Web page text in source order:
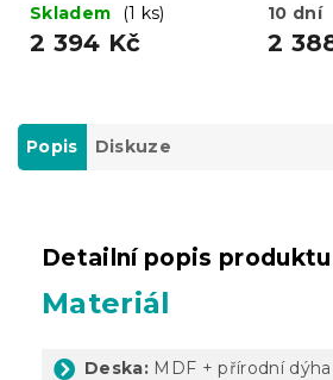
Skladem (1 ks)
2 394 Kč
10 dní
2
Popis Diskuze
Detailní popis produktu
Materiál
Deska: MDF + přírodní dýha